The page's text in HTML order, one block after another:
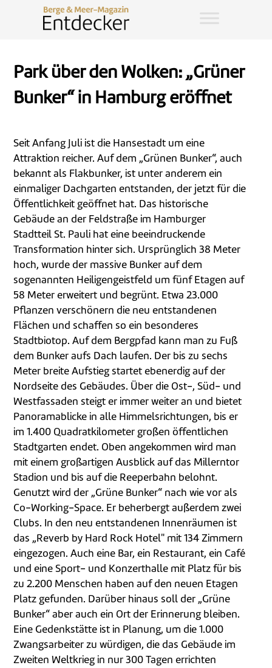
Park über den Wolken: „Grüner
Bunker“ in Hamburg eröffnet
Seit Anfang Juli ist die Hansestadt um eine
Attraktion reicher. Auf dem „Grünen Bunker“, auch
bekannt als Flakbunker, ist unter anderem ein
einmaliger Dachgarten entstanden, der jetzt für die
Öffentlichkeit geöffnet hat. Das historische
Gebäude an der Feldstraße im Hamburger
Stadtteil St. Pauli hat eine beeindruckende
Transformation hinter sich. Ursprünglich 38 Meter
hoch, wurde der massive Bunker auf dem
sogenannten Heiligengeistfeld um fünf Etagen auf
58 Meter erweitert und begrünt. Etwa 23.000
Pflanzen verschönern die neu entstandenen
Flächen und schaffen so ein besonderes
Stadtbiotop. Auf dem Bergpfad kann man zu Fuß
dem Bunker aufs Dach laufen. Der bis zu sechs
Meter breite Aufstieg startet ebenerdig auf der
Nordseite des Gebäudes. Über die Ost-, Süd- und
Westfassaden steigt er immer weiter an und bietet
Panoramablicke in alle Himmelsrichtungen, bis er
im 1.400 Quadratkilometer großen öffentlichen
Stadtgarten endet. Oben angekommen wird man
mit einem großartigen Ausblick auf das Millerntor
Stadion und bis auf die Reeperbahn belohnt.
Genutzt wird der „Grüne Bunker“ nach wie vor als
Co-Working-Space. Er beherbergt außerdem zwei
Clubs. In den neu entstandenen Innenräumen ist
das „Reverb by Hard Rock Hotel" mit 134 Zimmern
eingezogen. Auch eine Bar, ein Restaurant, ein Café
und eine Sport- und Konzerthalle mit Platz für bis
zu 2.200 Menschen haben auf den neuen Etagen
Platz gefunden. Darüber hinaus soll der „Grüne
Bunker“ aber auch ein Ort der Erinnerung bleiben.
Eine Gedenkstätte ist in Planung, um die 1.000
Zwangsarbeiter zu würdigen, die das Gebäude im
Zweiten Weltkrieg in nur 300 Tagen errichten